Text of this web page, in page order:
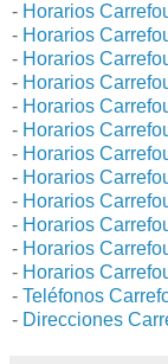
- Horarios
- Horarios
- Horarios
- Horarios
- Horarios
- Horarios
- Horarios
- Horarios
- Horarios
- Horarios
- Horarios
- Horarios
- Teléfonos
- Direcciones